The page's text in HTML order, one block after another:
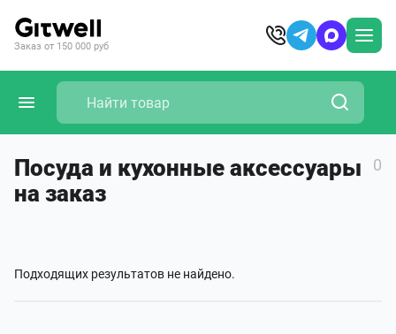
Заказ от 150 000 руб
Посуда и кухонные аксессуары
на заказ
0
Подходящих результатов не найдено.